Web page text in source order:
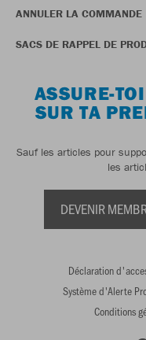
ANNULER LA COMMANDE
SACS DE RAPPEL DE
ASSURE-
SUR TA
Sauf les articles pour
les
DEVENIR
Déclaration
Système d'Alerte
Conditions